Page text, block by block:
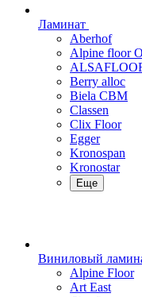
Ламинат
Aberhof
Alpine floor
Berry alloc
Biela CBM
Classen
Clix Floor
Egger
Kronospan
Kronostar
Еще
Виниловый
Alpine Floor
Art East